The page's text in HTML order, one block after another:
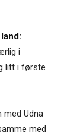
i
litt i første
med Udna
med